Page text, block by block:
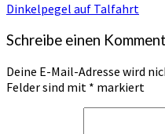
Dinkelpegel auf Talfahrt
Schreibe einen
Deine E-Mail-Adresse wird
Felder sind mit * markiert